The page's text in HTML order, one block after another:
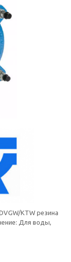
KTW резина
Для воды,